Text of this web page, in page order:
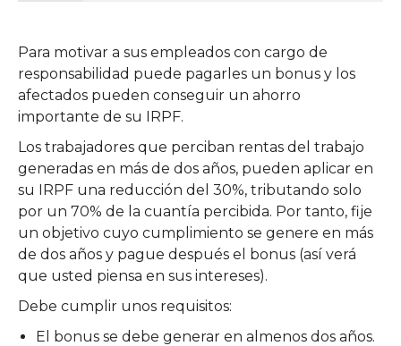
Para motivar a sus empleados con cargo de
responsabilidad puede pagarles un bonus y los
afectados pueden conseguir un ahorro
importante de su IRPF.
Los trabajadores que perciban rentas del trabajo
generadas en más de dos años, pueden aplicar en
su IRPF una reducción del 30%, tributando solo
por un 70% de la cuantía percibida. Por tanto, fije
un objetivo cuyo cumplimiento se genere en más
de dos años y pague después el bonus (así verá
que usted piensa en sus intereses).
Debe cumplir unos requisitos:
El bonus se debe generar en almenos dos años.